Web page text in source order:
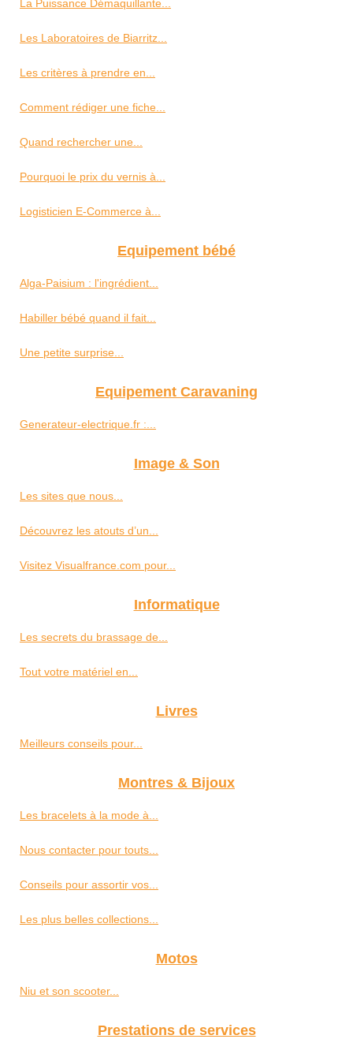
La Puissance Démaquillante...
Les Laboratoires de Biarritz...
Les critères à prendre en...
Comment rédiger une fiche...
Quand rechercher une...
Pourquoi le prix du vernis à...
Logisticien E-Commerce à...
Equipement bébé
Alga-Paisium : l'ingrédient...
Habiller bébé quand il fait...
Une petite surprise...
Equipement Caravaning
Generateur-electrique.fr :...
Image & Son
Les sites que nous...
Découvrez les atouts d’un...
Visitez Visualfrance.com pour...
Informatique
Les secrets du brassage de...
Tout votre matériel en...
Livres
Meilleurs conseils pour...
Montres & Bijoux
Les bracelets à la mode à...
Nous contacter pour touts...
Conseils pour assortir vos...
Les plus belles collections...
Motos
Niu et son scooter...
Prestations de services